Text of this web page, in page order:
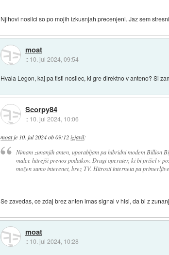
Njihovi nosilci so po mojih izkusnjah precenjeni. Jaz sem
moat
:: 10. jul 2024, 09:54
Hvala Legon, kaj pa tisti nosilec, ki gre direktno v anteno? Si
Scorpy84
:: 10. jul 2024, 10:06
moatje 10. jul 2024 ob 09:12 izjavil:
Nimam zunanjih anten, uporabljam pa hibridni modem Billion
malce hitrejši prenos podatkov. Drugi operater, ki bi prišel v
možen samo interenet, brez TV. Hitrosti interneta pa
Se zavedas, ce zdaj brez anten imas signal v hisi, da bi z
moat
:: 10. jul 2024, 10:28